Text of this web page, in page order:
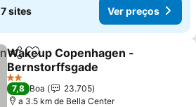
7 sites Ver preços
PartilharAdicionar aos favoritos
Wakeup Copenhagen -
Bernstorffsgade
2 Estrelas
7,8 Boa
23.705
a 3.5 km de Bella Center